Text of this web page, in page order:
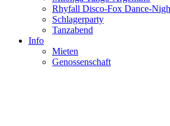
Rhyfall Disco-Fox Dance-
Schlagerparty
Tanzabend
Info
Mieten
Genossenschaft